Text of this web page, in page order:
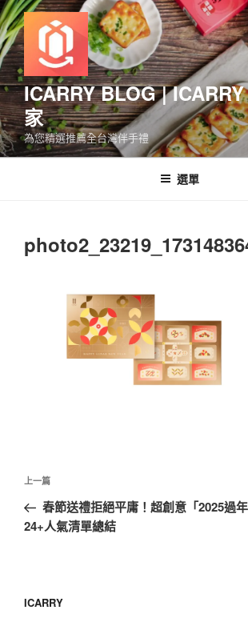
跳
至
主
要
內
容
ICARRY BLOG |
家
為您精選推薦全台灣伴手禮
選單
文
導
上
一
篇
上一篇
春節送禮拒絕平庸！超創意「2025過年
24+人氣清單總結
ICARRY